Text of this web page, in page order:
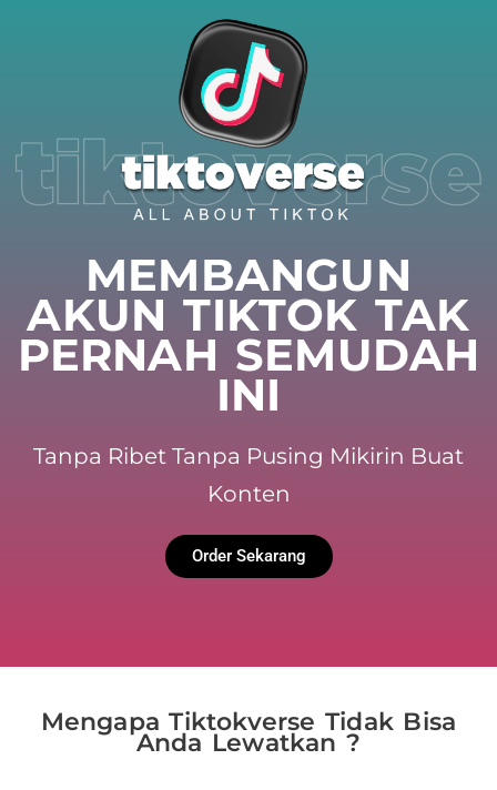
MEMBANGUN
AKUN TIKTOK TAK
PERNAH SEMUDAH
INI
Tanpa Ribet Tanpa Pusing Mikirin Buat
Konten
Order Sekarang
Mengapa Tiktokverse Tidak Bisa
Anda Lewatkan ?